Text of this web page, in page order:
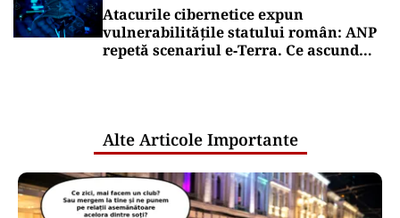
Atacurile cibernetice expun
vulnerabilitățile statului român: ANP
repetă scenariul e‑Terra. Ce ascund
Alte Articole Importante